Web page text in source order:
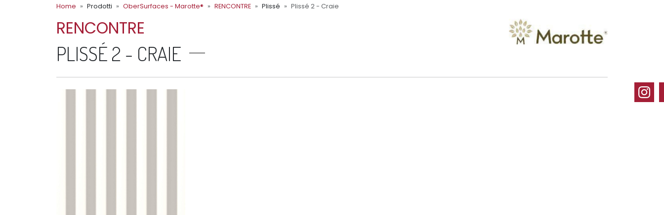
Home Prodotti OberSurfaces - Marotte® RENCONTRE Plissé Plissé 2 - Craie
RENCONTRE
PLISSÉ 2 - CRAIE